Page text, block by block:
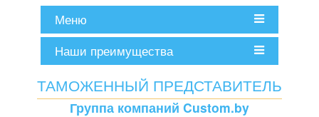
Меню
Наши преимущества
ТАМОЖЕННЫЙ ПРЕДСТАВИТЕЛЬ
Группа компаний Custom.by